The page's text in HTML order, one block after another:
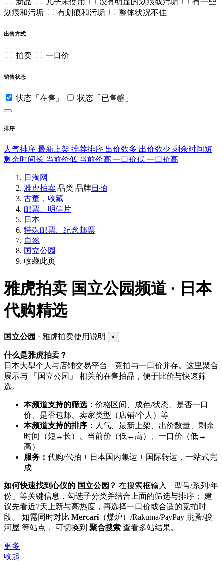
划痕和污垢
有划痕和污垢 整体状况不佳
出售方式
拍卖 一口价
销售状态
状态「在售」 状态「已售罄」
排序
人气排序 最新上架 推荐排序 出价数多 出价数少 剩余时间短
剩余时间长 当前价低 当前价高 一口价低 一口价高
日淘网
雅虎拍卖 品类 品牌日拍
古董，收藏
邮票、明信片
日本
特殊邮票、纪念邮票
自然
国立公园
收藏此页
雅虎拍卖 国立公园频道 · 日本
代购精选
国立公园 · 雅虎拍卖使用说明 ×
什么是雅虎拍卖？
日本大型个人与店铺交易平台，竞拍与一口价并存。这里聚合
展示与 「国立公园」 相关的在售拍品，便于比价与快速筛
选。
本频道支持的筛选： 价格区间、成色/状态、是否一口
价、是否包邮、卖家类型（店铺/个人）等
本频道支持的排序： 人气、最新上架、出价数量、剩余
时间（短↔长）、当前价（低↔高）、一口价（低↔
高）
服务： 代购/代拍 + 日本国内集运 + 国际转运，一站式完
成
如何快速找到心仪的 国立公园？ 在搜索框输入「型号/系列/年
份」等关键信息，勾选子分类并结合上面的筛选与排序； 建
议先看近7天上新与高热度，再选择一口价或合适的竞拍时
段。 如需同时对比 Mercari （煤炉）/Rakuma/PayPay 跳蚤/骏
河屋 等站点， 可切换到 聚合搜索 查看多站结果。
更多
收起